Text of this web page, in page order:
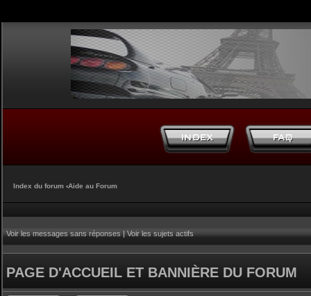
Index du forum ‹Aide au Forum
Voir les messages sans réponses|Voir les sujets actifs
PAGE D'ACCUEIL ET BANNIÈRE DU FORUM